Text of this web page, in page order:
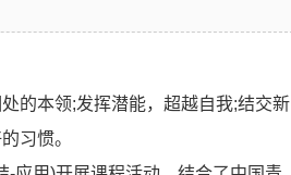
的本领;发挥潜能，超越自我;结交新
习惯。